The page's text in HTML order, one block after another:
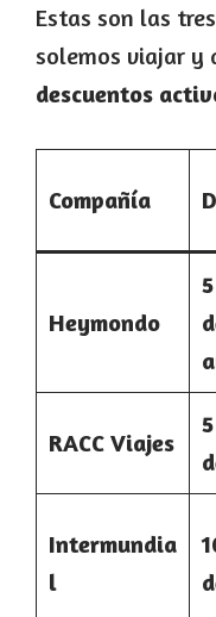
Estas son las
solemos viajar y
descuentos
Compañía
Heymondo
RACC Viajes
Intermundia
l